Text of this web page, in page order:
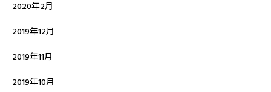
2020年2月
2019年12月
2019年11月
2019年10月